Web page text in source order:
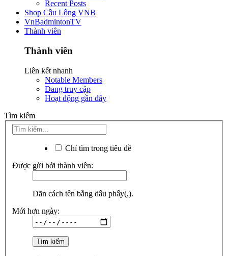
Recent Posts
Shop Cầu Lông VNB
VnBadmintonTV
Thành viên
Thành viên
Liên kết nhanh
Notable Members
Đang truy cập
Hoạt động gần đây
Tìm kiếm
Chỉ tìm trong tiêu đề
Được gửi bởi thành viên:
Dãn cách tên bằng dấu phẩy(,).
Mới hơn ngày: